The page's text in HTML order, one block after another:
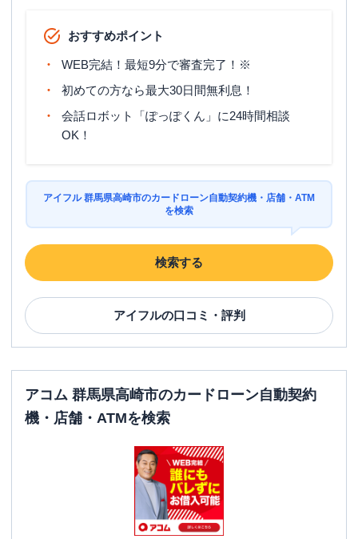
おすすめポイント
WEB完結！最短9分で審査完了！※
初めての方なら最大30日間無利息！
会話ロボット「ぽっぽくん」に24時間相談
OK！
アイフル 群馬県高崎市のカードローン自動契約機・店舗・ATM
を検索
検索する
アイフルの口コミ・評判
アコム 群馬県高崎市のカードローン自動契約
機・店舗・ATMを検索